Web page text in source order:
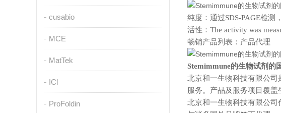
cusabio
MCE
MatTek
ICl
ProFoldin
纯度：通过SDS-PAGE检测
活性： The activity was
畅销产品列表：产品代理
Stemimmune的生物试剂的
北京和一生物科技有限公
服务。产品及服务项目覆
北京和一生物科技有限公司